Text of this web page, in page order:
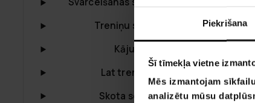
Piekrišana
Šī tīmekļa vietne
Mēs izmantojam
analizētu mūsu
Treniņu stacija
Kāju prese
Lat trenažieri
Skota soliukai